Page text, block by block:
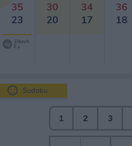
35
23
23km/h
É
30
20
34
17
36
18
Sudoku
1 2 3